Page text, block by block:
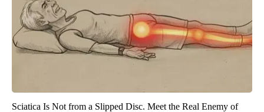
Sciatica Is Not from a Slipped Disc. Meet the Real Enemy of